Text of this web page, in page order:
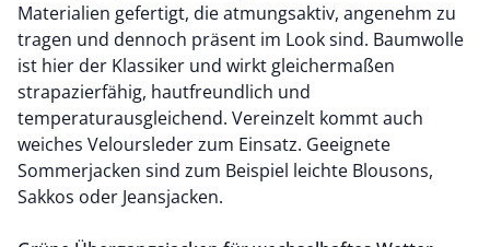
Materialien gefertigt, die atmungsaktiv, angenehm zu
tragen und dennoch präsent im Look sind. Baumwolle
ist hier der Klassiker und wirkt gleichermaßen
strapazierfähig, hautfreundlich und
temperaturausgleichend. Vereinzelt kommt auch
weiches Veloursleder zum Einsatz. Geeignete
Sommerjacken sind zum Beispiel leichte Blousons,
Sakkos oder Jeansjacken.